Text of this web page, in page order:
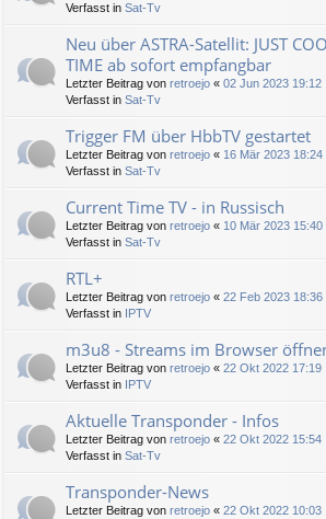
Verfasst in Sat-Tv
Neu über ASTRA-Satellit: JUST
TIME ab sofort empfangbar
Letzter Beitrag von retroejo « 02 Jun 2023 19:12
Verfasst in Sat-Tv
Trigger FM über HbbTV gestartet
Letzter Beitrag von retroejo « 16 Mär 2023 18:24
Verfasst in Sat-Tv
Current Time TV - in Russisch
Letzter Beitrag von retroejo « 10 Mär 2023 15:40
Verfasst in Sat-Tv
RTL+
Letzter Beitrag von retroejo « 22 Feb 2023 18:36
Verfasst in
IPTV
m3u8 - Streams im Browser
Letzter Beitrag von retroejo « 22 Okt 2022 17:19
Verfasst in
IPTV
Aktuelle Transponder - Infos
Letzter Beitrag von retroejo « 22 Okt 2022 15:54
Verfasst in Sat-Tv
Transponder-News
Letzter Beitrag von retroejo « 22 Okt 2022 10:03